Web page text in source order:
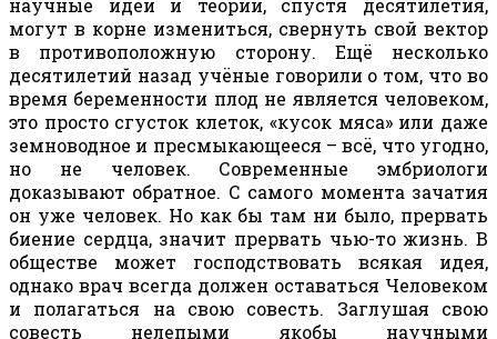
научные идеи и теории, спустя десятилетия,
могут в корне измениться, свернуть свой вектор
в противоположную сторону. Ещё несколько
десятилетий назад учёные говорили о том, что во
время беременности плод не является человеком,
это просто сгусток клеток, «кусок мяса» или даже
земноводное и пресмыкающееся – всё, что угодно,
но не человек. Современные эмбриологи
доказывают обратное. С самого момента зачатия
он уже человек. Но как бы там ни было, прервать
биение сердца, значит прервать чью-то жизнь. В
обществе может господствовать всякая идея,
однако врач всегда должен оставаться Человеком
и полагаться на свою совесть. Заглушая свою
совесть нелепыми якобы научными